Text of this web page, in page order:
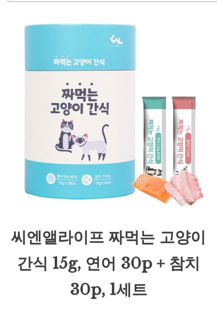
씨엔앨라이프 짜먹는 고양이
간식 15g, 연어 30p + 참치
30p, 1세트